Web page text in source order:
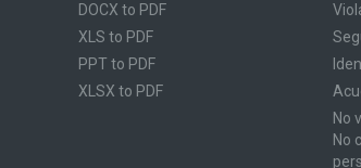
DOCX to PDF
XLS to PDF
PPT to PDF
XLSX to PDF
No
No